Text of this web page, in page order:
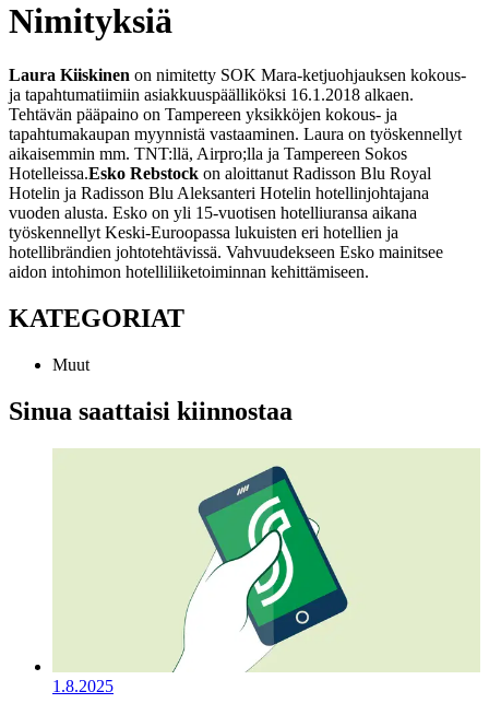
Nimityksiä
Laura Kiiskinen on nimitetty SOK Mara-ketjuohjauksen kokous-
ja tapahtumatiimiin asiakkuuspäälliköksi 16.1.2018 alkaen.
Tehtävän pääpaino on Tampereen yksikköjen kokous- ja
tapahtumakaupan myynnistä vastaaminen. Laura on työskennellyt
aikaisemmin mm. TNT:llä, Airpro;lla ja Tampereen Sokos
Hotelleissa.Esko Rebstock on aloittanut Radisson Blu Royal
Hotelin ja Radisson Blu Aleksanteri Hotelin hotellinjohtajana
vuoden alusta. Esko on yli 15-vuotisen hotelliuransa aikana
työskennellyt Keski-Euroopassa lukuisten eri hotellien ja
hotellibrändien johtotehtävissä. Vahvuudekseen Esko mainitsee
aidon intohimon hotelliliiketoiminnan kehittämiseen.
KATEGORIAT
Muut
Sinua saattaisi kiinnostaa
1.8.2025